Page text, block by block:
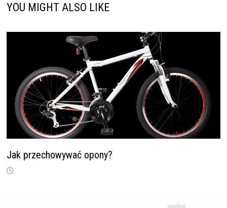
YOU MIGHT ALSO LIKE
Jak przechowywać opony?